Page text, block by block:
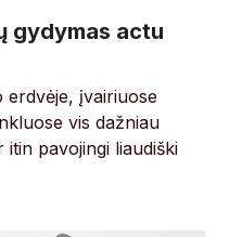
gydymas actu
erdvėje, įvairiuose
vis dažniau
pavojingi liaudiški